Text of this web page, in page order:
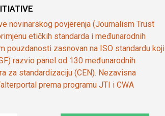
novinarskog povjerenja (Journalism Trust
etičkih standarda i međunarodnih
pouzdanosti zasnovan na ISO standardu koji
razvio panel od 130 međunarodnih
za standardizaciju (CEN). Nezavisna
prema programu JTI i CWA